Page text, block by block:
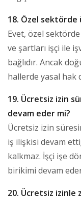
18. Özel sektörde
Evet, özel
ve şartları işçi ile
bağlıdır. Ancak
hallerde yasal hak
19. Ücretsiz izin
devam eder mi?
Ücretsiz izin
iş ilişkisi devam
kalkmaz. İşçi işe
birikimi devam
20. Ücretsiz izinle